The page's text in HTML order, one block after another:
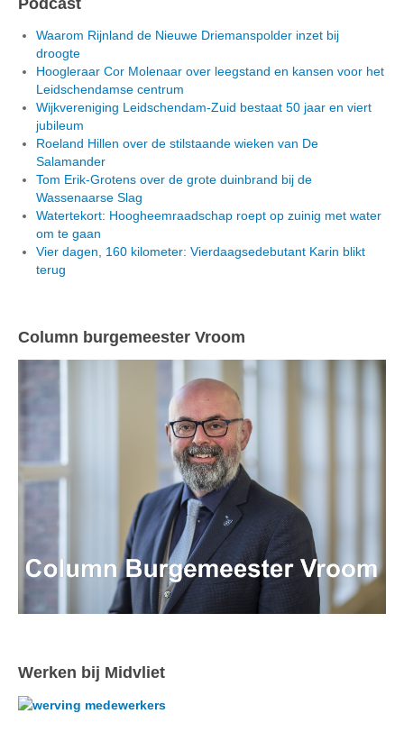
Podcast
Waarom Rijnland de Nieuwe Driemanspolder inzet bij
droogte
Hoogleraar Cor Molenaar over leegstand en kansen voor het
Leidschendamse centrum
Wijkvereniging Leidschendam-Zuid bestaat 50 jaar en viert
jubileum
Roeland Hillen over de stilstaande wieken van De
Salamander
Tom Erik-Grotens over de grote duinbrand bij de
Wassenaarse Slag
Watertekort: Hoogheemraadschap roept op zuinig met water
om te gaan
Vier dagen, 160 kilometer: Vierdaagsedebutant Karin blikt
terug
Column burgemeester Vroom
Werken bij Midvliet